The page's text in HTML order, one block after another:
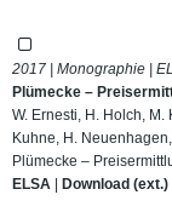
2017 | Monographie |
Plümecke –
W. Ernesti, H. Holch, M.
Kuhne, H.
Plümecke –
ELSA | Download (ext.)